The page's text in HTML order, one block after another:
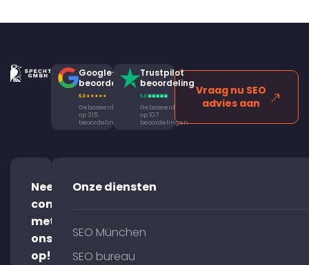
Google-
beoordeling
Gebaseerd
op 315
beoordelingen
Trustpilot
beoordeling
Gebaseerd
op 107
beoordelingen
Vraag nu SEO
advies aan
Neem
contact
met
ons
op!
Onze diensten
SEO München
SEO bureau